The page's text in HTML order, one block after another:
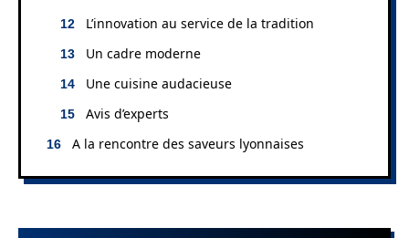
L’innovation au service de la tradition
Un cadre moderne
Une cuisine audacieuse
Avis d’experts
A la rencontre des saveurs lyonnaises